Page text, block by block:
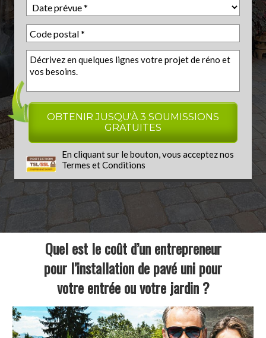
En cliquant sur le bouton, vous acceptez nos
Termes et Conditions
Quel est le coût d’un entrepreneur
pour l’installation de pavé uni pour
votre entrée ou votre jardin ?